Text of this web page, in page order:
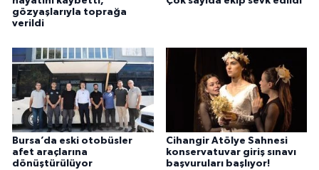
gözyaşlarıyla toprağa
verildi
Bursa’da eski otobüsler
afet araçlarına
dönüştürülüyor
Cihangir Atölye Sahnesi
konservatuvar giriş sınavı
başvuruları başlıyor!